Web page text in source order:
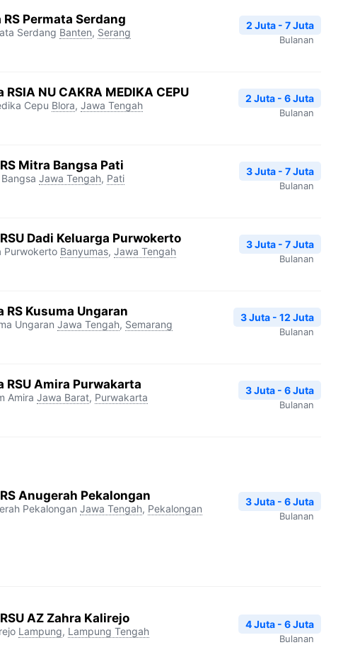
Permata Serdang
Serdang Banten, Serang
2 Juta - 7 Juta
Bulanan
NU CAKRA MEDIKA CEPU
Cepu Blora, Jawa Tengah
2 Juta - 6 Juta
Bulanan
Mitra Bangsa Pati
Jawa Tengah, Pati
3 Juta - 7 Juta
Bulanan
Dadi Keluarga Purwokerto
Purwokerto Banyumas, Jawa Tengah
3 Juta - 7 Juta
Bulanan
RS Kusuma Ungaran
Ungaran Jawa Tengah, Semarang
3 Juta - 12 Juta
Bulanan
RSU Amira Purwakarta
Amira Jawa Barat, Purwakarta
3 Juta - 6 Juta
Bulanan
Anugerah Pekalongan
Pekalongan Jawa Tengah, Pekalongan
3 Juta - 6 Juta
Bulanan
AZ Zahra Kalirejo
Lampung, Lampung Tengah
4 Juta - 6 Juta
Bulanan